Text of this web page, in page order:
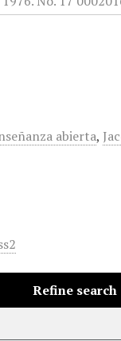
abierta,
Refine search